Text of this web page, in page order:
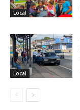
Local
Local